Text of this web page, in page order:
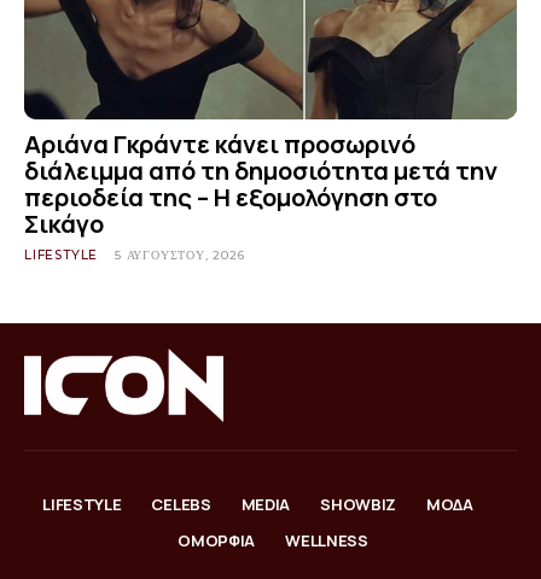
Αριάνα Γκράντε κάνει προσωρινό
διάλειμμα από τη δημοσιότητα μετά την
περιοδεία της – Η εξομολόγηση στο
Σικάγο
LIFESTYLE 5 ΑΥΓΟΎΣΤΟΥ, 2026
LIFESTYLE CELEBS MEDIA SHOWBIZ
ΜΟΔΑ
ΟΜΟΡΦΙΑ
WELLNESS